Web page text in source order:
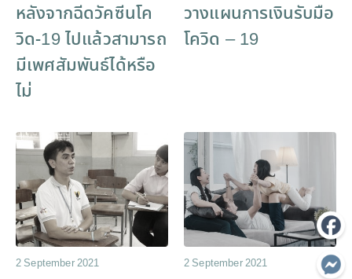
หลังจากฉีดวัคซีนโค
วิด-19 ไปแล้วสามารถ
มีเพศสัมพันธ์ได้หรือ
ไม่
วางแผนการเงินรับมือ
โควิด – 19
2 September 2021 2 September 2021